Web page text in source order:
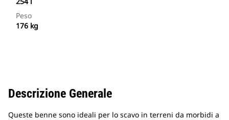
Peso
176 kg
Descrizione Generale
Queste benne sono ideali per lo scavo in terreni da morbidi a